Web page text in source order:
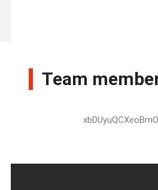
Team